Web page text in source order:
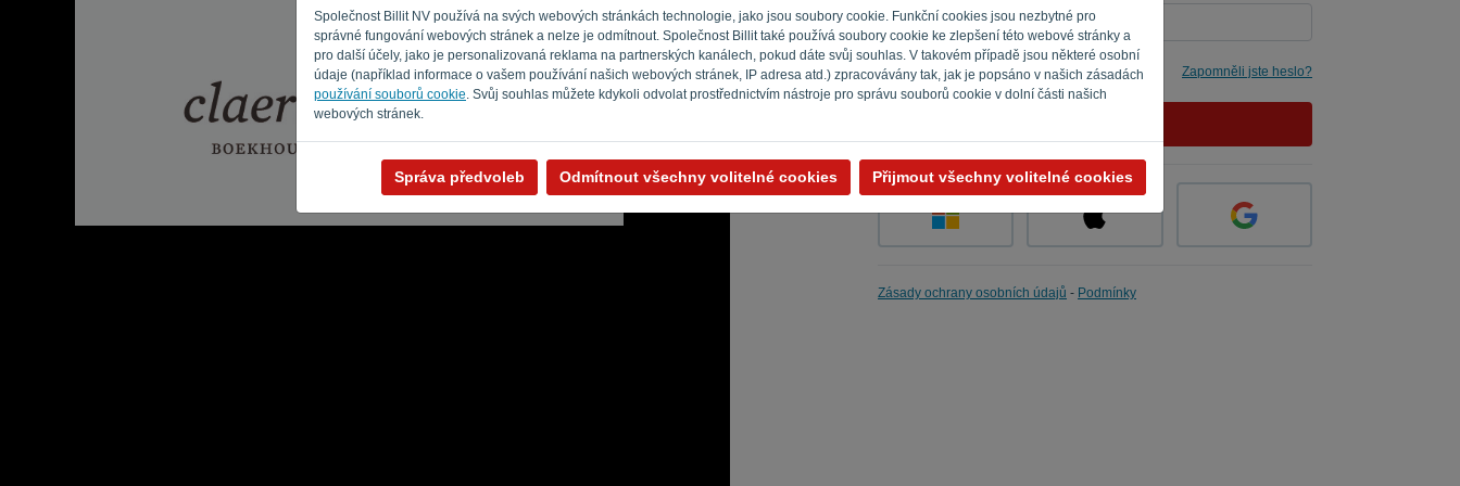
Společnost Billit NV používá na svých webových stránkách technologie, jako jsou soubory cookie. Funkční cookies jsou nezbytné pro
správné fungování webových stránek a nelze je odmítnout. Společnost Billit také používá soubory cookie ke zlepšení této webové stránky a
pro další účely, jako je personalizovaná reklama na partnerských kanálech, pokud dáte svůj souhlas. V takovém případě jsou některé osobní
údaje (například informace o vašem používání našich webových stránek, IP adresa atd.) zpracovávány tak, jak je popsáno v našich zásadách
používání souborů cookie . Svůj souhlas můžete kdykoli odvolat prostřednictvím nástroje pro správu souborů cookie v dolní části našich
webových stránek.
Správa předvoleb Odmítnout všechny volitelné cookies Přijmout všechny volitelné cookies
Připomeň mi to Zapomněli jste heslo?
Zásady ochrany osobních údajů - Podmínky